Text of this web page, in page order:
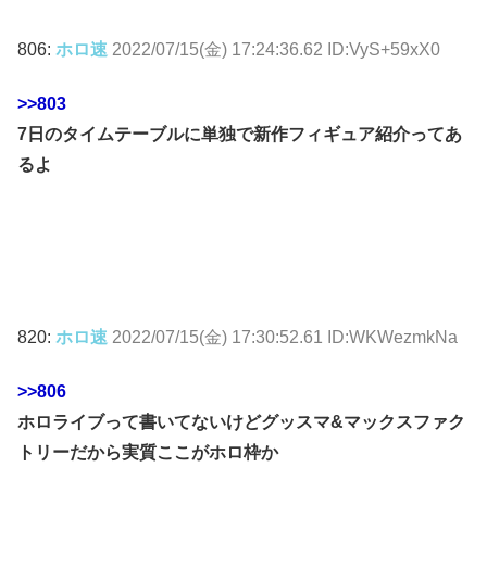
806: ホロ速 2022/07/15(金) 17:24:36.62 ID:VyS+59xX0
>>803
7日のタイムテーブルに単独で新作フィギュア紹介ってあ
るよ
820: ホロ速 2022/07/15(金) 17:30:52.61 ID:WKWezmkNa
>>806
ホロライブって書いてないけどグッスマ&マックスファク
トリーだから実質ここがホロ枠か